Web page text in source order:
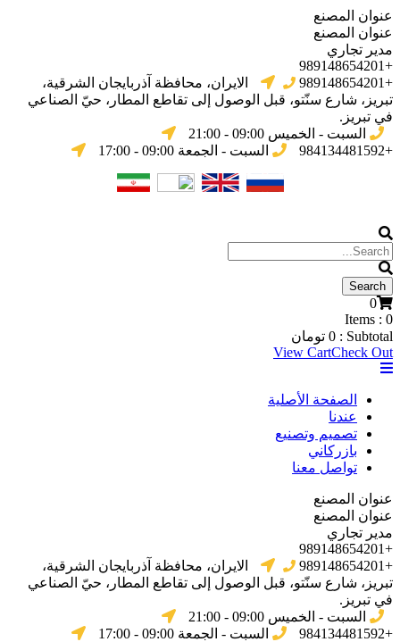
عنوان المصنع
عنوان المصنع
مدير تجاري
+989148654201
+989148654201
الایران، محافظة آذربایجان الشرقیة،
تبریز، شارع سنّتو، قبل الوصول إلى تقاطع المطار، حيّ الصناعي
في تبریز.
السبت - الخميس 09:00 - 21:00
+984134481592
السبت - الجمعة 09:00 - 17:00
0
Items : 0
Subtotal :
0 تومان
View CartCheck Out
الصفحة الأصلية
عندنا
تصميم وتصنيع
بازركاني
تواصل معنا
عنوان المصنع
عنوان المصنع
مدير تجاري
+989148654201
+989148654201
الایران، محافظة آذربایجان الشرقیة،
تبریز، شارع سنّتو، قبل الوصول إلى تقاطع المطار، حيّ الصناعي
في تبریز.
السبت - الخميس 09:00 - 21:00
+984134481592
السبت - الجمعة 09:00 - 17:00